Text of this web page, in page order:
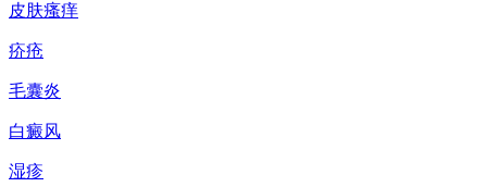
皮肤瘙痒
疥疮
毛囊炎
白癜风
湿疹